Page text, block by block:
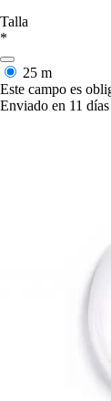
Talla
*
25 m
Este campo es
Enviado en 11 días